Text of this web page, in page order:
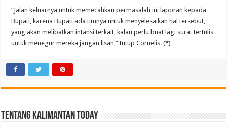
“Jalan keluarnya untuk memecahkan permasalah ini laporan kepada
Bupati, karena Bupati ada timnya untuk menyelesaikan hal tersebut,
yang akan melibatkan intansi terkait, kalau perlu buat lagi surat tertulis
untuk menegur mereka jangan lisan,” tutup Cornelis. (*)
Tentang Kalimantan Today